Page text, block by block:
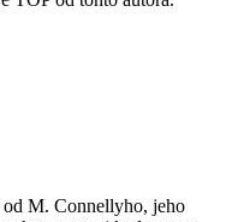
M. Connellyho, jeho